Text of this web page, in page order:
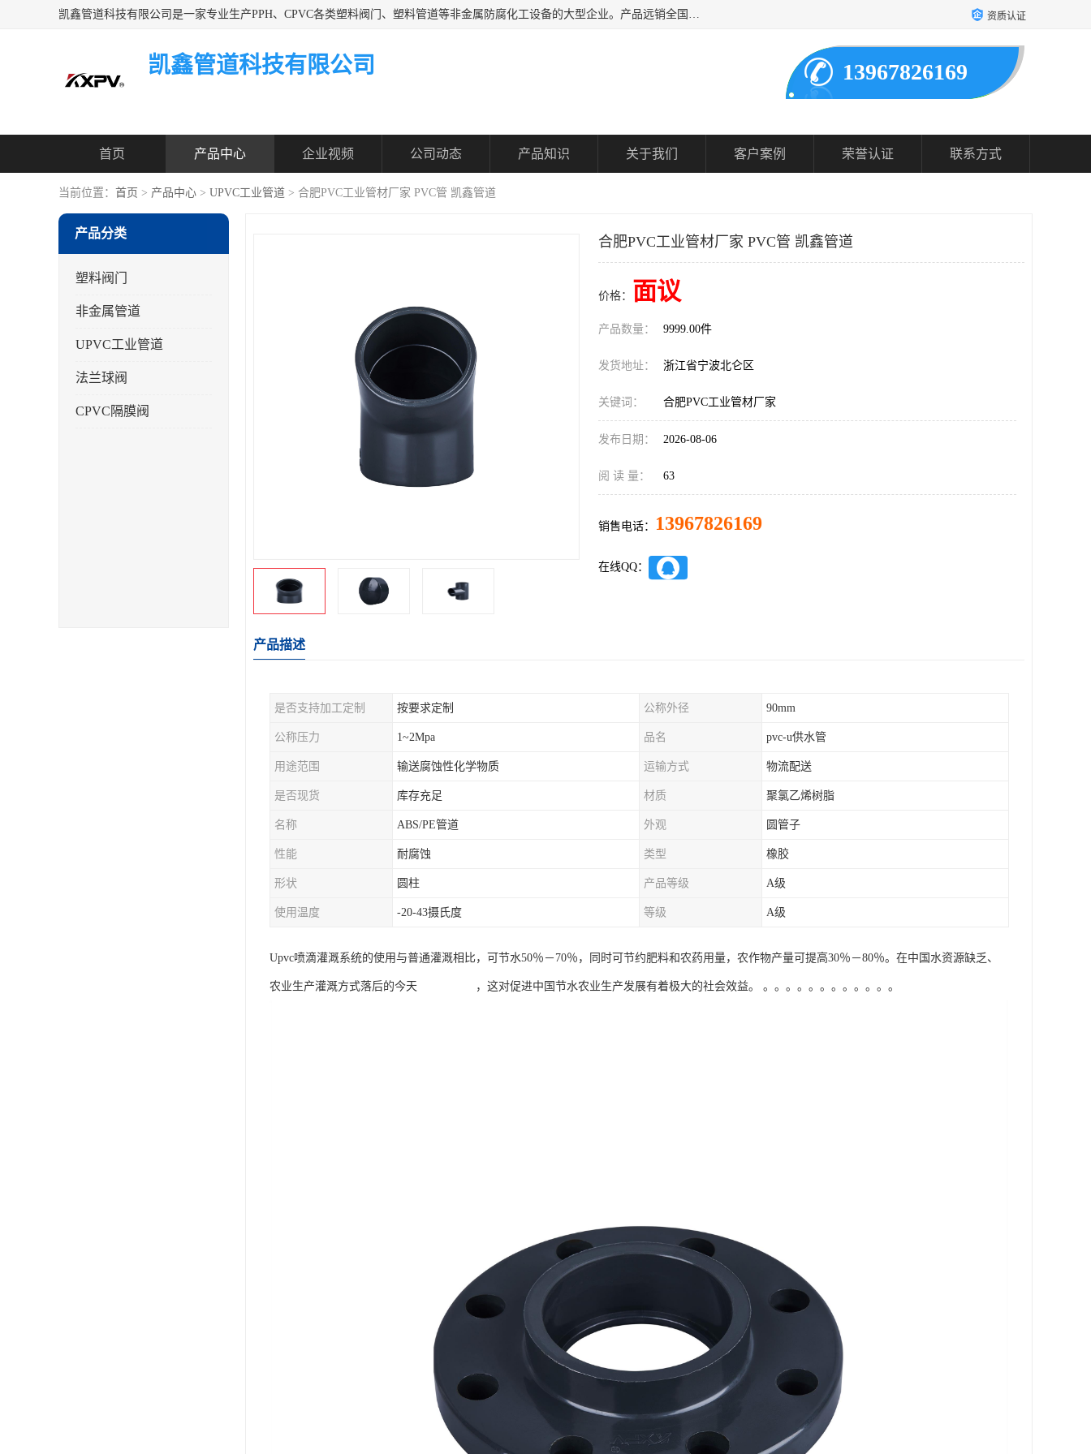
凯鑫管道科技有限公司是一家专业生产PPH、CPVC各类塑料阀门、塑料管道等非金属防腐化工设备的大型企业。产品远销全国三十一个省、市、自治区,广泛应用于化工、石油、氯碱、染料、制药、农药等行业，深受广大用户欢迎，是目前国内生产化工泵、阀门规模较大的生产基地之一。 资质认证
凯鑫管道科技有限公司 13967826169
首页 产品中心 企业视频 公司动态 产品知识 关于我们 客户案例 荣誉认证 联系方式
当前位置： 首页 > 产品中心 > UPVC工业管道 > 合肥PVC工业管材厂家 PVC管 凯鑫管道
产品分类
塑料阀门
非金属管道
UPVC工业管道
法兰球阀
CPVC隔膜阀
合肥PVC工业管材厂家 PVC管 凯鑫管道
价格： 面议
产品数量： 9999.00件
发货地址： 浙江省宁波北仑区
关键词： 合肥PVC工业管材厂家
发布日期： 2026-08-06
阅 读 量： 63
销售电话： 13967826169
在线QQ：
产品描述
是否支持加工定制 按要求定制 公称外径 90mm
公称压力 1~2Mpa 品名 pvc-u供水管
用途范围 输送腐蚀性化学物质 运输方式 物流配送
是否现货 库存充足 材质 聚氯乙烯树脂
名称 ABS/PE管道 外观 圆管子
性能 耐腐蚀 类型 橡胶
形状 圆柱 产品等级 A级
使用温度 -20-43摄氏度 等级 A级
Upvc喷滴灌溉系统的使用与普通灌溉相比，可节水50％－70％，同时可节约肥料和农药用量，农作物产量可提高30％－80％。在中国水资源缺乏、
农业生产灌溉方式落后的今天 ，这对促进中国节水农业生产发展有着极大的社会效益。 。。。。。。。。。。。。